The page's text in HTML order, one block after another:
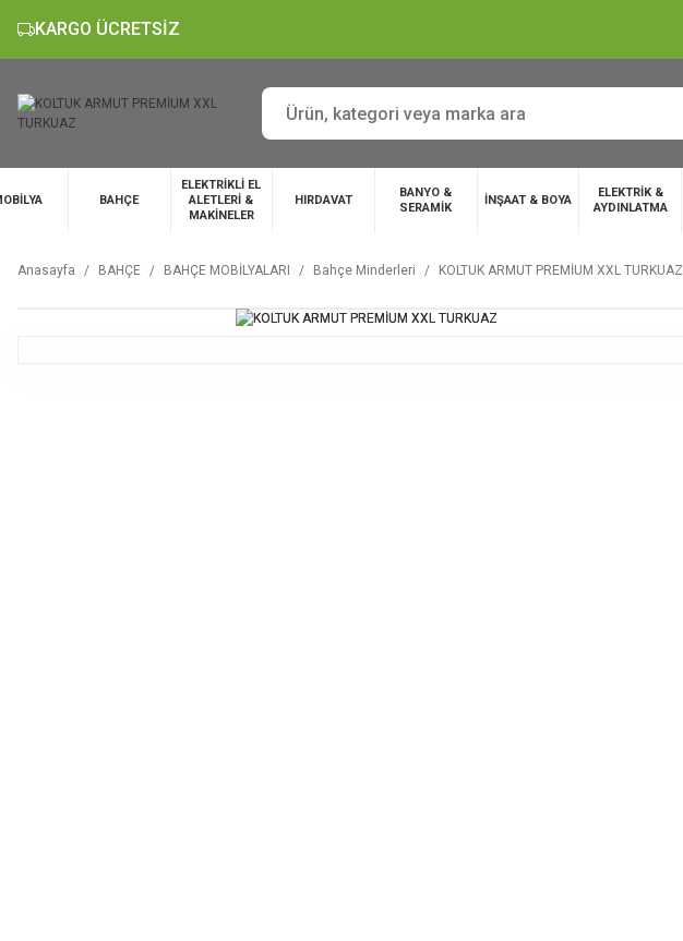
KARGO ÜCRETSİZ
BAHÇE
ELEKTRİKLİ EL
ALETLERİ &
MAKİNELER
HIRDAVAT
BANYO &
SERAMİK
İNŞAAT & BOYA
ELEKTRİK &
AYDINLATMA
Anasayfa BAHÇE BAHÇE MOBİLYALARI Bahçe Minderleri KOLTUK ARMUT PREMİUM XXL TURKUAZ